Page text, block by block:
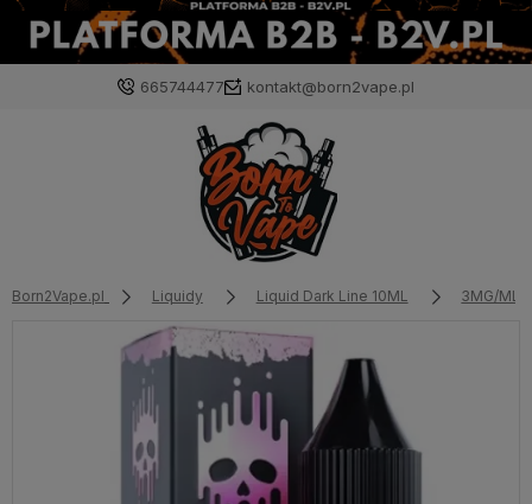
665744477 kontakt@born2vape.pl
Born2Vape.pl Liquidy Liquid Dark Line 10ML 3MG/ML